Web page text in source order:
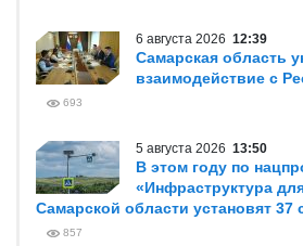
6 августа 2026 12:39
Самарская область
взаимодействие с
693
5 августа 2026 13:50
В этом году по
«Инфраструктура
Самарской области установят 37
857